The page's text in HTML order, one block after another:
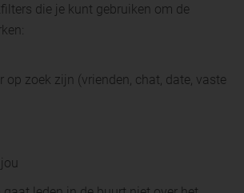
die je kunt gebruiken om de
op zoek zijn (vrienden, chat, date, vaste